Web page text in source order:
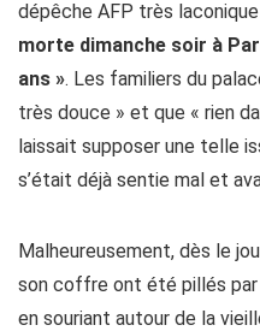
dépêche AFP très laconique
morte dimanche soir à
ans ». Les familiers du
très douce » et que « rien
laissait supposer une telle
s’était déjà sentie mal et
Malheureusement, dès le
son coffre ont été pillés par
en souriant autour de la